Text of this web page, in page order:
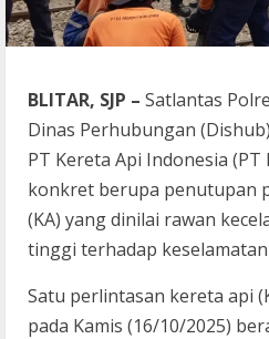
BLITAR, SJP – Satlantas
Dinas Perhubungan
PT Kereta Api Indonesia
konkret berupa penutupan
(KA) yang dinilai rawan
tinggi terhadap
Satu perlintasan kereta api
pada Kamis (16/10/2025)